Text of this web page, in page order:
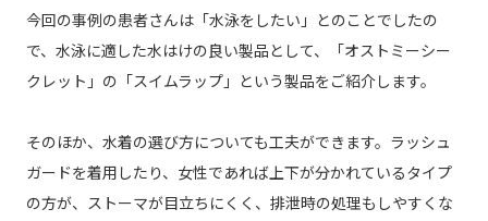
今回の事例の患者さんは「水泳をしたい」とのことでしたの
で、水泳に適した水はけの良い製品として、「オストミーシー
クレット」の「スイムラップ」という製品をご紹介します。
そのほか、水着の選び方についても工夫ができます。ラッシュ
ガードを着用したり、女性であれば上下が分かれているタイプ
の方が、ストーマが目立ちにくく、排泄時の処理もしやすくな